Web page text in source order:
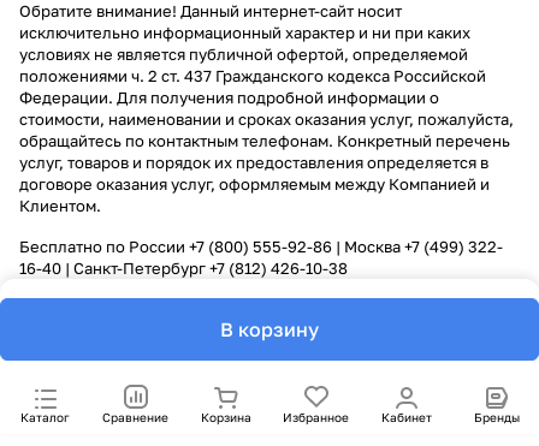
В корзину
Каталог Сравнение Корзина Избранное Кабинет Бренды
Обратите внимание! Данный интернет-сайт носит
исключительно информационный характер и ни при каких
условиях не является публичной офертой, определяемой
положениями ч. 2 ст. 437 Гражданского кодекса Российской
Федерации. Для получения подробной информации о
стоимости, наименовании и сроках оказания услуг, пожалуйста,
обращайтесь по контактным телефонам. Конкретный перечень
услуг, товаров и порядок их предоставления определяется в
договоре оказания услуг, оформляемым между Компанией и
Клиентом.
Бесплатно по России +7 (800) 555-92-86 | Москва+7 (499) 322-
16-40 | Санкт-Петербург+7 (812) 426-10-38